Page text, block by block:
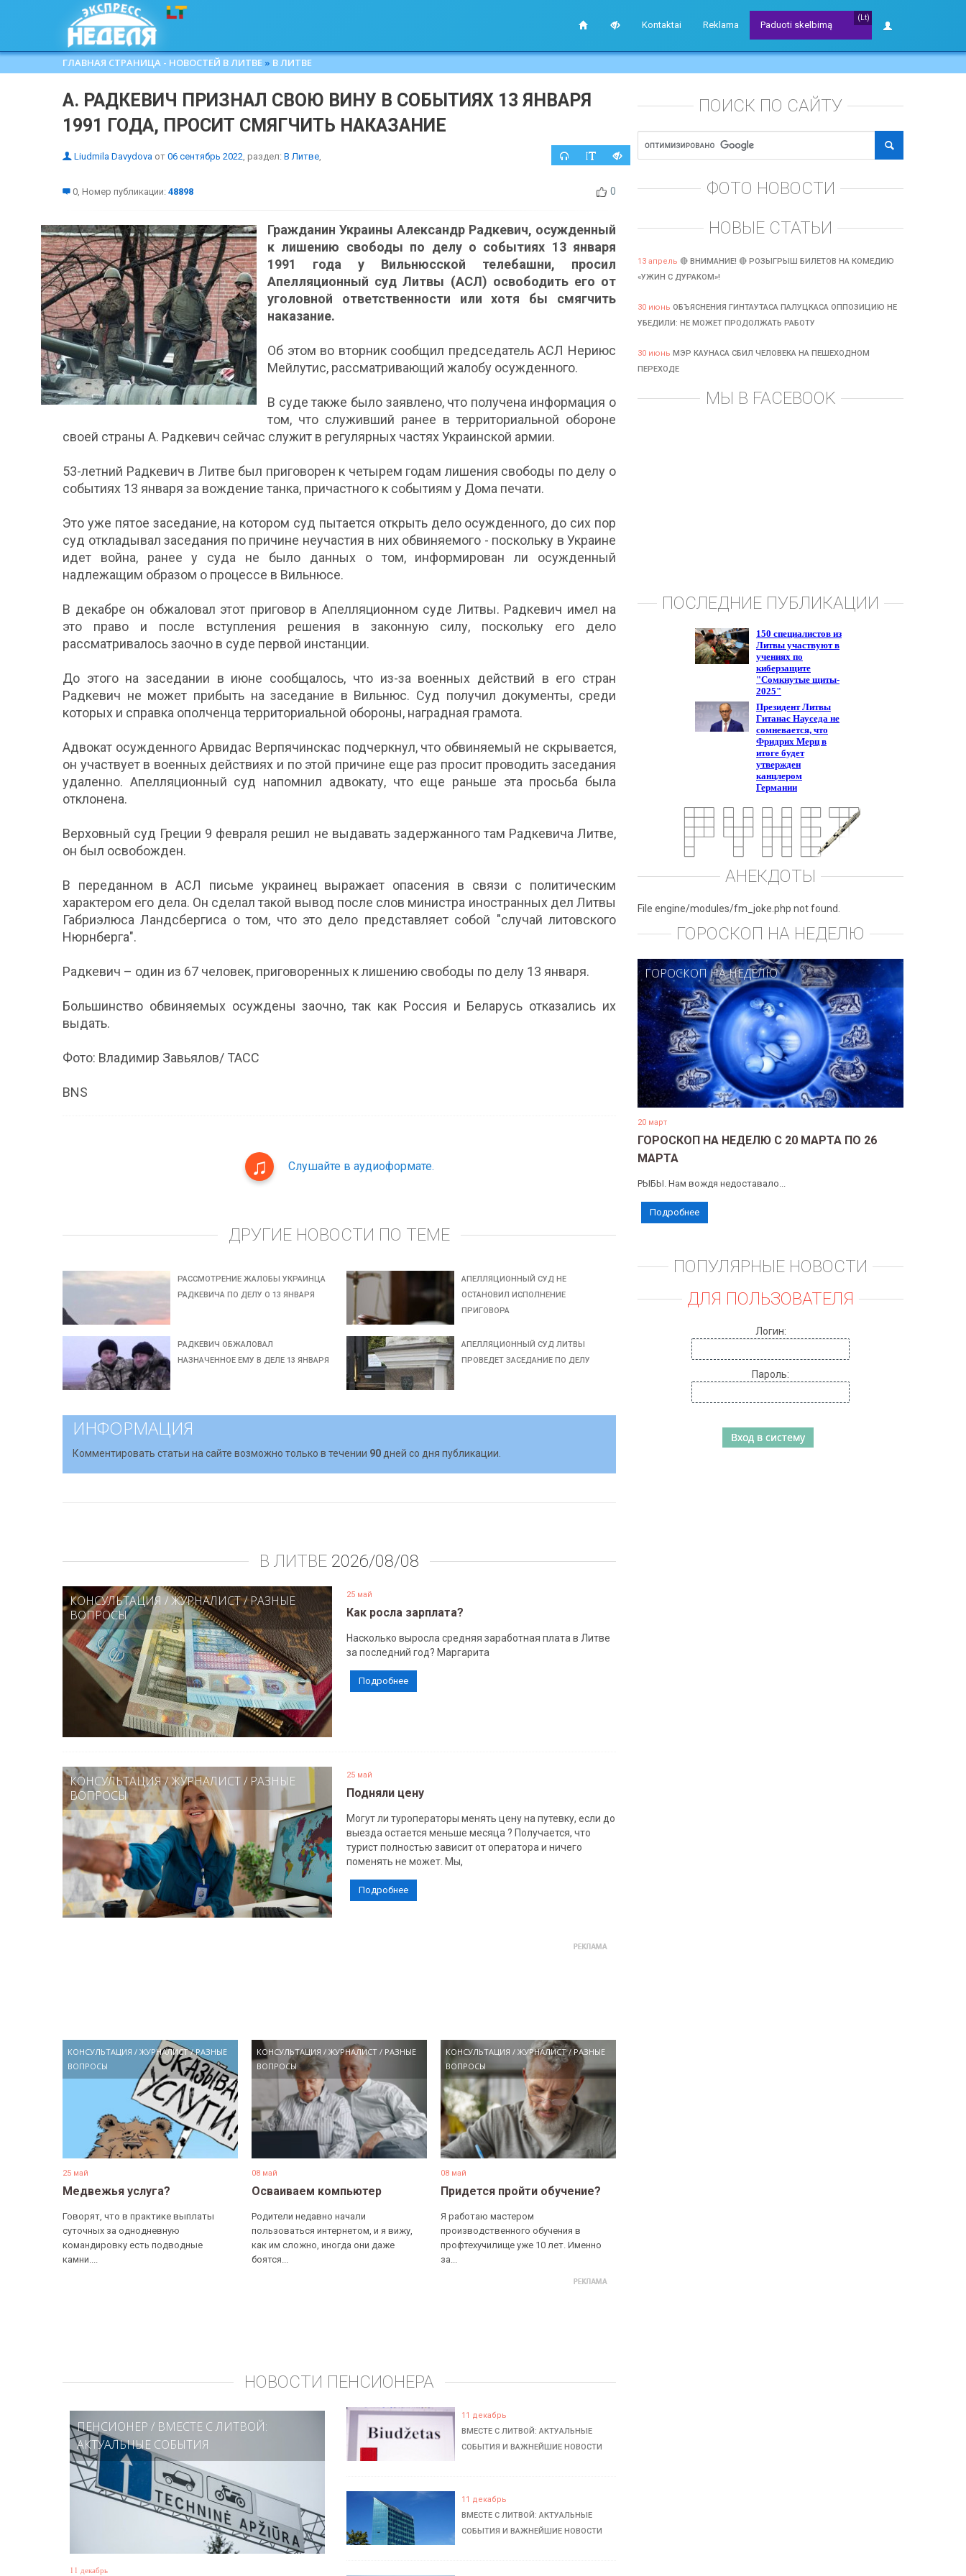
Kontaktai Reklama
(Lt)
Paduoti skelbimą
ГЛАВНАЯ СТРАНИЦА - НОВОСТЕЙ В ЛИТВЕ » В ЛИТВЕ
А. РАДКЕВИЧ ПРИЗНАЛ СВОЮ ВИНУ В СОБЫТИЯХ 13 ЯНВАРЯ
1991 ГОДА, ПРОСИТ СМЯГЧИТЬ НАКАЗАНИЕ
Liudmila Davydova от 06 сентябрь 2022, раздел: В Литве,
0, Номер публикации: 48898 0
Гражданин Украины Александр Радкевич, осужденный
к лишению свободы по делу о событиях 13 января
1991 года у Вильнюсской телебашни, просил
Апелляционный суд Литвы (АСЛ) освободить его от
уголовной ответственности или хотя бы смягчить
наказание.
Об этом во вторник сообщил председатель АСЛ Нериюс
Мейлутис, рассматривающий жалобу осужденного.
В суде также было заявлено, что получена информация о
том, что служивший ранее в территориальной обороне
своей страны А. Радкевич сейчас служит в регулярных частях Украинской армии.
53-летний Радкевич в Литве был приговорен к четырем годам лишения свободы по делу о
событиях 13 января за вождение танка, причастного к событиям у Дома печати.
Это уже пятое заседание, на котором суд пытается открыть дело осужденного, до сих пор
суд откладывал заседания по причине неучастия в них обвиняемого - поскольку в Украине
идет война, ранее у суда не было данных о том, информирован ли осужденный
надлежащим образом о процессе в Вильнюсе.
В декабре он обжаловал этот приговор в Апелляционном суде Литвы. Радкевич имел на
это право и после вступления решения в законную силу, поскольку его дело
рассматривалось заочно в суде первой инстанции.
До этого на заседании в июне сообщалось, что из-за военных действий в его стран
Радкевич не может прибыть на заседание в Вильнюс. Суд получил документы, среди
которых и справка ополченца территориальной обороны, наградная грамота.
Адвокат осужденного Арвидас Верпячинскас подчеркнул, что обвиняемый не скрывается,
он участвует в военных действиях и по этой причине еще раз просит проводить заседания
удаленно. Апелляционный суд напомнил адвокату, что еще раньше эта просьба была
отклонена.
Верховный суд Греции 9 февраля решил не выдавать задержанного там Радкевича Литве,
он был освобожден.
В переданном в АСЛ письме украинец выражает опасения в связи с политическим
характером его дела. Он сделал такой вывод после слов министра иностранных дел Литвы
Габриэлюса Ландсбергиса о том, что это дело представляет собой "случай литовского
Нюрнберга".
Радкевич – один из 67 человек, приговоренных к лишению свободы по делу 13 января.
Большинство обвиняемых осуждены заочно, так как Россия и Беларусь отказались их
выдать.
Фото: Владимир Завьялов/ ТАСС
BNS
Слушайте в аудиоформате.
ДРУГИЕ НОВОСТИ ПО ТЕМЕ
РАССМОТРЕНИЕ ЖАЛОБЫ УКРАИНЦА
РАДКЕВИЧА ПО ДЕЛУ О 13 ЯНВАРЯ
АПЕЛЛЯЦИОННЫЙ СУД НЕ
ОСТАНОВИЛ ИСПОЛНЕНИЕ
ПРИГОВОРА
РАДКЕВИЧ ОБЖАЛОВАЛ
НАЗНАЧЕННОЕ ЕМУ В ДЕЛЕ 13 ЯНВАРЯ
АПЕЛЛЯЦИОННЫЙ СУД ЛИТВЫ
ПРОВЕДЕТ ЗАСЕДАНИЕ ПО ДЕЛУ
ИНФОРМАЦИЯ
Комментировать статьи на сайте возможно только в течении 90 дней со дня публикации.
В ЛИТВЕ 2026/08/08
КОНСУЛЬТАЦИЯ /ЖУРНАЛИСТ/РАЗНЫЕ
ВОПРОСЫ
25 май
Как росла зарплата?
Насколько выросла средняя заработная плата в Литве
за последний год? Маргарита
Подробнее
КОНСУЛЬТАЦИЯ/ЖУРНАЛИСТ/ РАЗНЫЕ
ВОПРОСЫ
25 май
Подняли цену
Могут ли туроператоры менять цену на путевку, если до
выезда остается меньше месяца ? Получается, что
турист полностью зависит от оператора и ничего
поменять не может. Мы,
Подробнее
КОНСУЛЬТАЦИЯ / ЖУРНАЛИСТ/РАЗНЫЕ
ВОПРОСЫ
25 май
Медвежья услуга?
Говорят, что в практике выплаты
суточных за однодневную
командировку есть подводные
камни....
КОНСУЛЬТАЦИЯ /ЖУРНАЛИСТ / РАЗНЫЕ
ВОПРОСЫ
08 май
Осваиваем компьютер
Родители недавно начали
пользоваться интернетом, и я вижу,
как им сложно, иногда они даже
боятся...
КОНСУЛЬТАЦИЯ /ЖУРНАЛИСТ/ РАЗНЫЕ
ВОПРОСЫ
08 май
Придется пройти обучение?
Я работаю мастером
производственного обучения в
профтехучилище уже 10 лет. Именно
за...
НОВОСТИ ПЕНСИОНЕРА
ПЕНСИОНЕР / ВМЕСТЕ С ЛИТВОЙ:
АКТУАЛЬНЫЕ СОБЫТИЯ
11 декабрь
11 декабрь
ВМЕСТЕ С ЛИТВОЙ: АКТУАЛЬНЫЕ
СОБЫТИЯ И ВАЖНЕЙШИЕ НОВОСТИ
11 декабрь
ВМЕСТЕ С ЛИТВОЙ: АКТУАЛЬНЫЕ
СОБЫТИЯ И ВАЖНЕЙШИЕ НОВОСТИ
ПОИСК ПО САЙТУ
ФОТО НОВОСТИ
НОВЫЕ СТАТЬИ
13 апрель 🔴 ВНИМАНИЕ! 🔴 РОЗЫГРЫШ БИЛЕТОВ НА КОМЕДИЮ
«УЖИН С ДУРАКОМ»!
30 июнь ОБЪЯСНЕНИЯ ГИНТАУТАСА ПАЛУЦКАСА ОППОЗИЦИЮ НЕ
УБЕДИЛИ: НЕ МОЖЕТ ПРОДОЛЖАТЬ РАБОТУ
30 июнь МЭР КАУНАСА СБИЛ ЧЕЛОВЕКА НА ПЕШЕХОДНОМ
ПЕРЕХОДЕ
МЫ В FACEBOOK
ПОСЛЕДНИЕ ПУБЛИКАЦИИ
АНЕКДОТЫ
File engine/modules/fm_joke.php not found.
ГОРОСКОП НА НЕДЕЛЮ
ГОРОСКОП НА НЕДЕЛЮ
20 март
ГОРОСКОП НА НЕДЕЛЮ С 20 МАРТА ПО 26
МАРТА
РЫБЫ. Нам вождя недоставало...
Подробнее
ПОПУЛЯРНЫЕ НОВОСТИ
ДЛЯ ПОЛЬЗОВАТЕЛЯ
Логин:
Пароль: